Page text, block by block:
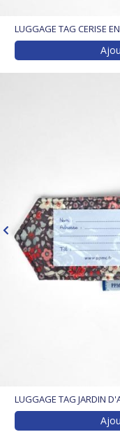
LUGGAGE TAG CERISE
LUGGAGE TAG JARDIN